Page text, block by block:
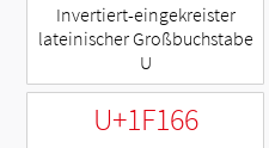
Invertiert-eingekreister
lateinischer Großbuchstabe
U
U+1F166